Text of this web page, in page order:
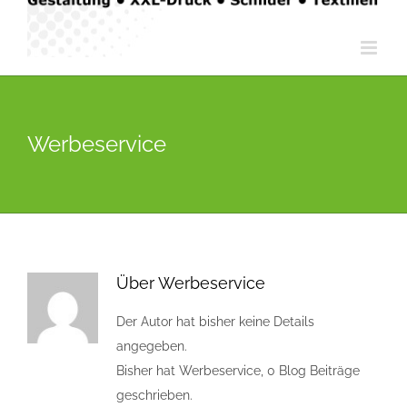
Werbeservice
ÜberWerbeservice
Der Autor hat bisher keine Details
angegeben.
Bisher hat Werbeservice, 0 Blog Beiträge
geschrieben.